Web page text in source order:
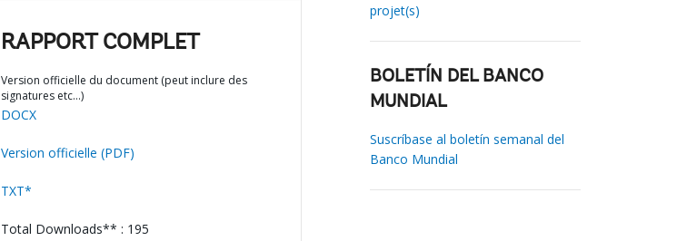
RAPPORT COMPLET
Version officielle du document (peut inclure des
signatures etc…)
DOCX
Version officielle (PDF)
TXT*
Total Downloads** : 195
projet(s)
BOLETÍN DEL BANCO
MUNDIAL
Suscríbase al boletín semanal del
Banco Mundial